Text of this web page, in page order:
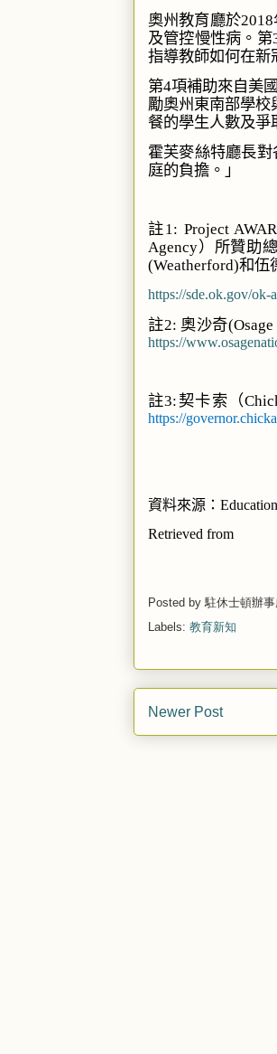
奧州教育廳於2018
及管控慢性病。第
指導教師如何在新
第4項補助來自美
勵奧州東南部學
餐的學生人數及爭
霍芙麥絲特廳長
庭的負擔。」
註1: Project
Agency）所贊助
(Weatherford)和伍
https://sde.ok.gov/ok-
註2:奧沙奇
https://
註3: 契卡索（
https://
資料來源：
Retrieved from
Posted by駐休士頓辦
Labels: 教育新知
Newer Post